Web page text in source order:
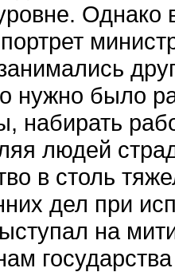
Од­нако
нужно было
набирать
людей
в столь
дел при
на